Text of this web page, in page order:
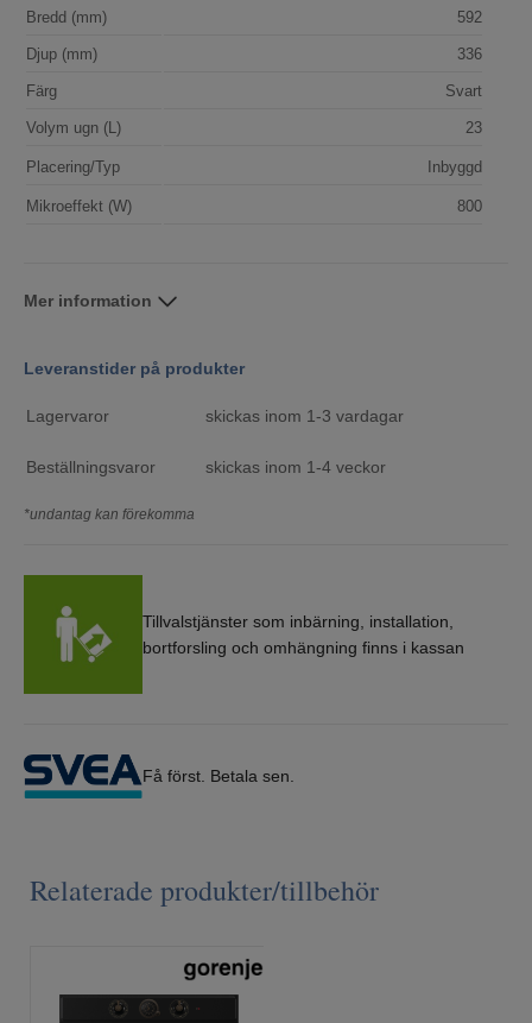
Bredd (mm) 592
Djup (mm) 336
Färg Svart
Volym ugn (L) 23
Placering/Typ Inbyggd
Mikroeffekt (W) 800
Mer information
Leveranstider på produkter
Lagervaror skickas inom 1-3 vardagar
Beställningsvaror skickas inom 1-4 veckor
*undantag kan förekomma
Tillvalstjänster som inbärning, installation,
bortforsling och omhängning finns i kassan
Få först. Betala sen.
Relaterade produkter/tillbehör